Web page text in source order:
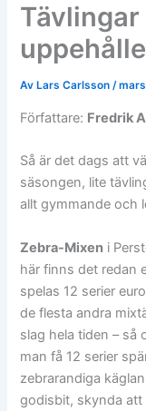
Av Lars Carlsson/
Författare: Fredrik
Så är det dags att
säsongen, lite
allt gymmande och
Zebra-Mixen i
här finns det redan
spelas 12 serier
de flesta andra
slag hela tiden – så
man få 12 serier
zebrarandiga
godisbit, skynda att